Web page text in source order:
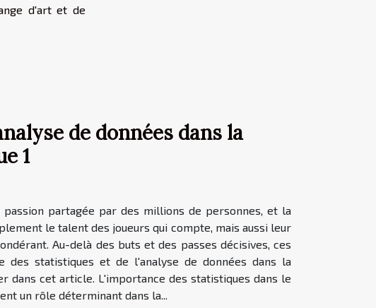
d'art et de
de données dans la
1
partagée par des millions de personnes, et la
le talent des joueurs qui compte, mais aussi leur
Au-delà des buts et des passes décisives, ces
statistiques et de l'analyse de données dans la
dans cet article. L'importance des statistiques dans le
un rôle déterminant dans la...